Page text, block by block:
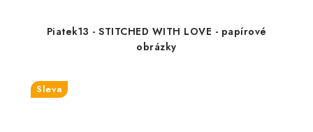
Piatek13 - STITCHED WITH LOVE - papírové
obrázky
Sleva